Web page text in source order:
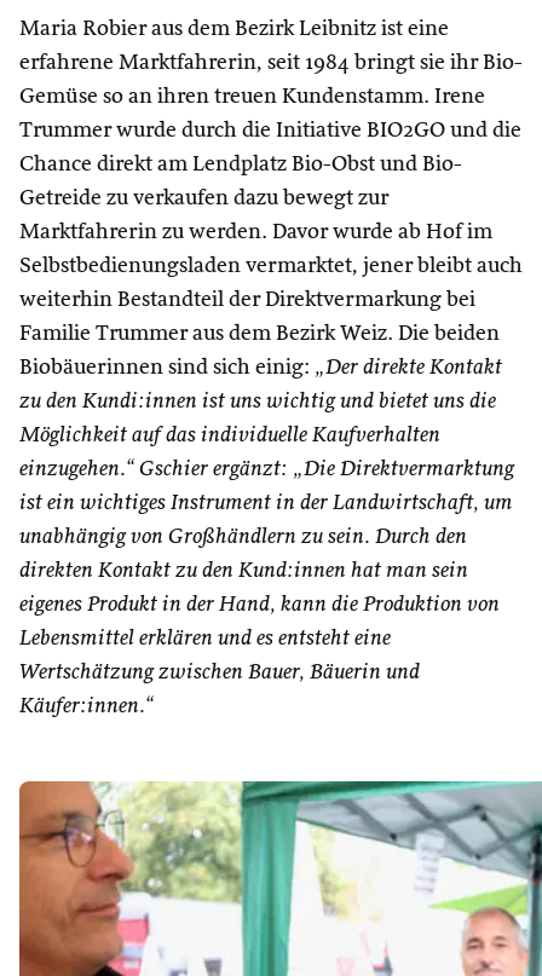
Maria Robier aus dem Bezirk Leibnitz ist eine
erfahrene Marktfahrerin, seit 1984 bringt sie ihr Bio-
Gemüse so an ihren treuen Kundenstamm. Irene
Trummer wurde durch die Initiative BIO2GO und die
Chance direkt am Lendplatz Bio-Obst und Bio-
Getreide zu verkaufen dazu bewegt zur
Marktfahrerin zu werden. Davor wurde ab Hof im
Selbstbedienungsladen vermarktet, jener bleibt auch
weiterhin Bestandteil der Direktvermarkung bei
Familie Trummer aus dem Bezirk Weiz. Die beiden
Biobäuerinnen sind sich einig: „Der direkte Kontakt
zu den Kundi:innen ist uns wichtig und bietet uns die
Möglichkeit auf das individuelle Kaufverhalten
einzugehen.“ Gschier ergänzt: „Die Direktvermarktung
ist ein wichtiges Instrument in der Landwirtschaft, um
unabhängig von Großhändlern zu sein. Durch den
direkten Kontakt zu den Kund:innen hat man sein
eigenes Produkt in der Hand, kann die Produktion von
Lebensmittel erklären und es entsteht eine
Wertschätzung zwischen Bauer, Bäuerin und
Käufer:innen.“